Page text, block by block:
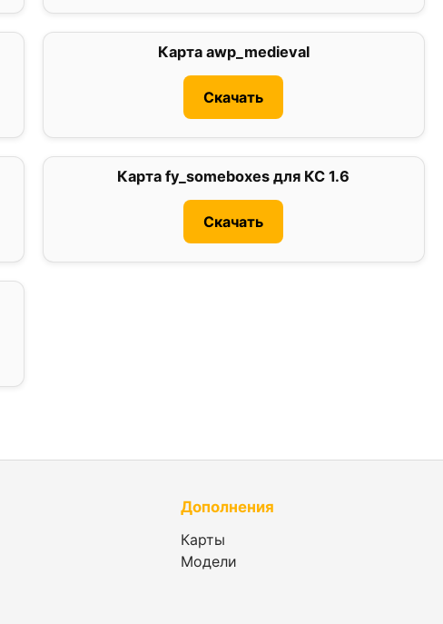
Карта awp_medieval
Скачать
Карта fy_someboxes для КС 1.6
Скачать
Дополнения
Карты
Модели